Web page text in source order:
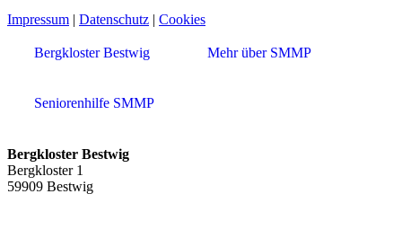
Impressum | Datenschutz | Cookies
Bergkloster Bestwig Mehr über SMMP
Seniorenhilfe SMMP
Bergkloster Bestwig
Bergkloster 1
59909 Bestwig